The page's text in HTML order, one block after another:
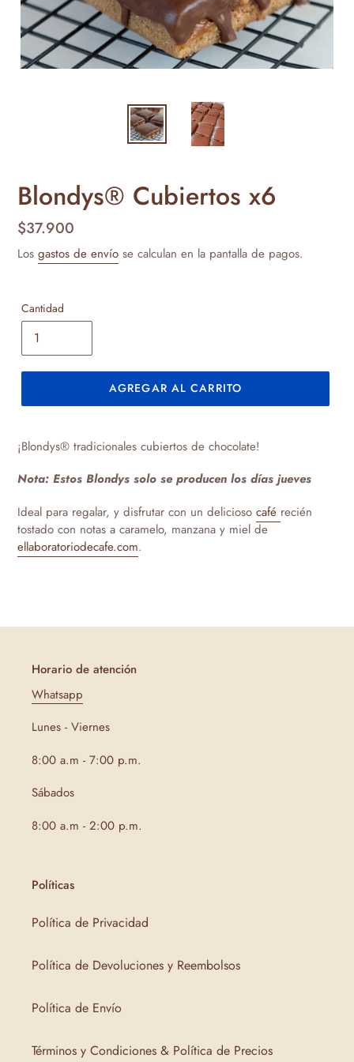
Blondys® Cubiertos x6
Precio
habitual
$37.900
Los gastos de envío se calculan en la pantalla de pagos.
Cantidad
AGREGAR AL CARRITO
el
producto
a
carrito
de
compra
¡Blondys® tradicionales cubiertos de chocolate!
Nota: Estos Blondys solo se producen los días jueves
Ideal para regalar, y disfrutar con un delicioso café recién
tostado con notas a caramelo, manzana y miel de
ellaboratoriodecafe.com.
Horario de atención
Whatsapp
Lunes - Viernes
8:00 a.m - 7:00 p.m.
Sábados
8:00 a.m - 2:00 p.m.
Políticas
Política de Privacidad
Política de Devoluciones y Reembolsos
Política de Envío
Términos y Condiciones & Política de Precios